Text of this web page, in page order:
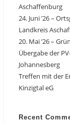
Aschaffenburg
24. Juni ’26 –
Landkreis
20. Mai ’26 –
Übergabe der
Johannesberg
Treffen mit der
Kinzigtal eG
Recent